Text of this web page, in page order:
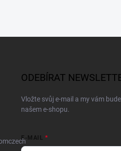
ODEBÍRAT
Vložte svůj e-mail a my vám
našem e-shopu.
E-MAIL